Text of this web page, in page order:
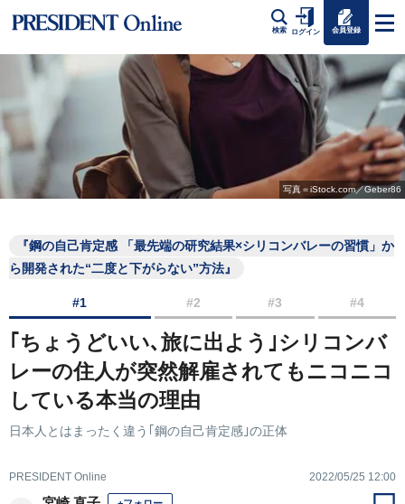
検索 ログイン 会員登録
写真＝iStock.com／Geber86
『鋼の自己肯定感 「最先端の研究結果×シリコンバレーの習慣」か
ら開発された“二度と下がらない”方法』
#1 #2 #3 #4
｢ちょうどいい､旅に出よう｣シリコンバ
レーの住人が突然解雇されてもニコニコ
している本当の理由
日本人とはまったく違う｢鋼の自己肯定感｣の正体
PRESIDENT Online 2022/05/25 12:00